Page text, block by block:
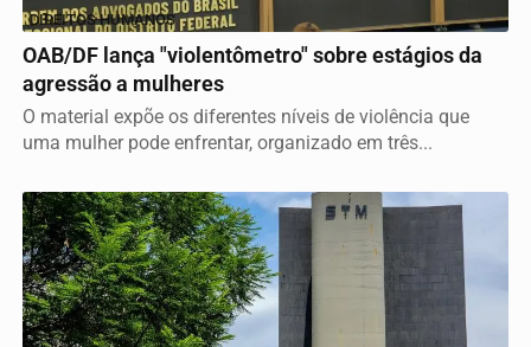
DIREITOS HUMANOS
OAB/DF lança "violentômetro" sobre estágios da
agressão a mulheres
O material expõe os diferentes níveis de violência que
uma mulher pode enfrentar, organizado em três...